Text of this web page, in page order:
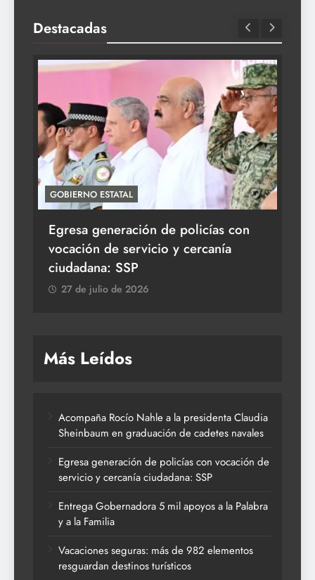
Destacadas
GOBIERNO ESTATAL
Egresa generación de policías con
vocación de servicio y cercanía
ciudadana: SSP
27 de julio de 2026
Más Leídos
Acompaña Rocío Nahle a la presidenta Claudia
Sheinbaum en graduación de cadetes navales
Egresa generación de policías con vocación de
servicio y cercanía ciudadana: SSP
Entrega Gobernadora 5 mil apoyos a la Palabra
y a la Familia
Vacaciones seguras: más de 982 elementos
resguardan destinos turísticos